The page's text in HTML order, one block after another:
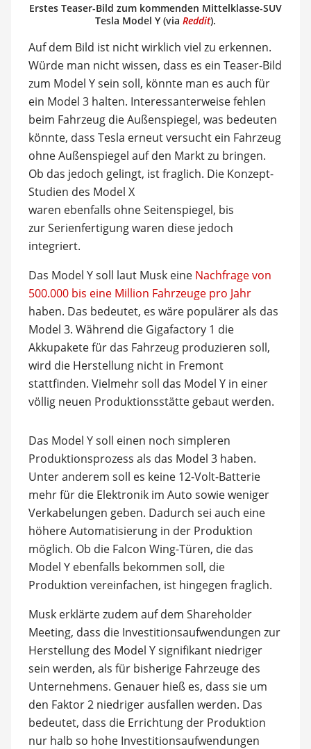
Erstes Teaser-Bild zum kommenden Mittelklasse-SUV
Tesla Model Y (via Reddit).
Auf dem Bild ist nicht wirklich viel zu erkennen.
Würde man nicht wissen, dass es ein Teaser-Bild
zum Model Y sein soll, könnte man es auch für
ein Model 3 halten. Interessanterweise fehlen
beim Fahrzeug die Außenspiegel, was bedeuten
könnte, dass Tesla erneut versucht ein Fahrzeug
ohne Außenspiegel auf den Markt zu bringen.
Ob das jedoch gelingt, ist fraglich. Die Konzept-
Studien des Model X
waren ebenfalls ohne Seitenspiegel, bis
zur Serienfertigung waren diese jedoch
integriert.
Das Model Y soll laut Musk eine Nachfrage von
500.000 bis eine Million Fahrzeuge pro Jahr
haben. Das bedeutet, es wäre populärer als das
Model 3. Während die Gigafactory 1 die
Akkupakete für das Fahrzeug produzieren soll,
wird die Herstellung nicht in Fremont
stattfinden. Vielmehr soll das Model Y in einer
völlig neuen Produktionsstätte gebaut werden.
Das Model Y soll einen noch simpleren
Produktionsprozess als das Model 3 haben.
Unter anderem soll es keine 12-Volt-Batterie
mehr für die Elektronik im Auto sowie weniger
Verkabelungen geben. Dadurch sei auch eine
höhere Automatisierung in der Produktion
möglich. Ob die Falcon Wing-Türen, die das
Model Y ebenfalls bekommen soll, die
Produktion vereinfachen, ist hingegen fraglich.
Musk erklärte zudem auf dem Shareholder
Meeting, dass die Investitionsaufwendungen zur
Herstellung des Model Y signifikant niedriger
sein werden, als für bisherige Fahrzeuge des
Unternehmens. Genauer hieß es, dass sie um
den Faktor 2 niedriger ausfallen werden. Das
bedeutet, dass die Errichtung der Produktion
nur halb so hohe Investitionsaufwendungen